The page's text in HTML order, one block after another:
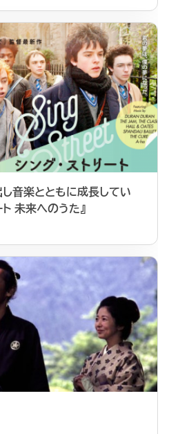
音楽とともに成長してい
ト 未来へのうた』